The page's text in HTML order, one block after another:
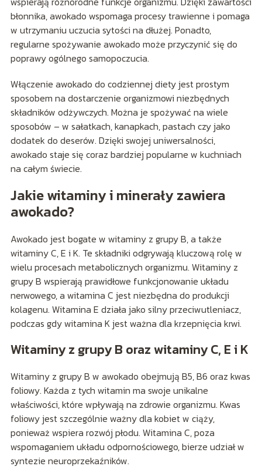
błonnika, awokado wspomaga procesy trawienne i pomaga
w utrzymaniu uczucia sytości na dłużej. Ponadto,
regularne spożywanie awokado może przyczynić się do
poprawy ogólnego samopoczucia.
Włączenie awokado do codziennej diety jest prostym
sposobem na dostarczenie organizmowi niezbędnych
składników odżywczych. Można je spożywać na wiele
sposobów – w sałatkach, kanapkach, pastach czy jako
dodatek do deserów. Dzięki swojej uniwersalności,
awokado staje się coraz bardziej popularne w kuchniach
na całym świecie.
Jakie witaminy i minerały zawiera
awokado?
Awokado jest bogate w witaminy z grupy B, a także
witaminy C, E i K. Te składniki odgrywają kluczową rolę w
wielu procesach metabolicznych organizmu. Witaminy z
grupy B wspierają prawidłowe funkcjonowanie układu
nerwowego, a witamina C jest niezbędna do produkcji
kolagenu. Witamina E działa jako silny przeciwutleniacz,
podczas gdy witamina K jest ważna dla krzepnięcia krwi.
Witaminy z grupy B oraz witaminy C, E i K
Witaminy z grupy B w awokado obejmują B5, B6 oraz kwas
foliowy. Każda z tych witamin ma swoje unikalne
właściwości, które wpływają na zdrowie organizmu. Kwas
foliowy jest szczególnie ważny dla kobiet w ciąży,
ponieważ wspiera rozwój płodu. Witamina C, poza
wspomaganiem układu odpornościowego, bierze udział w
syntezie neuroprzekaźników.